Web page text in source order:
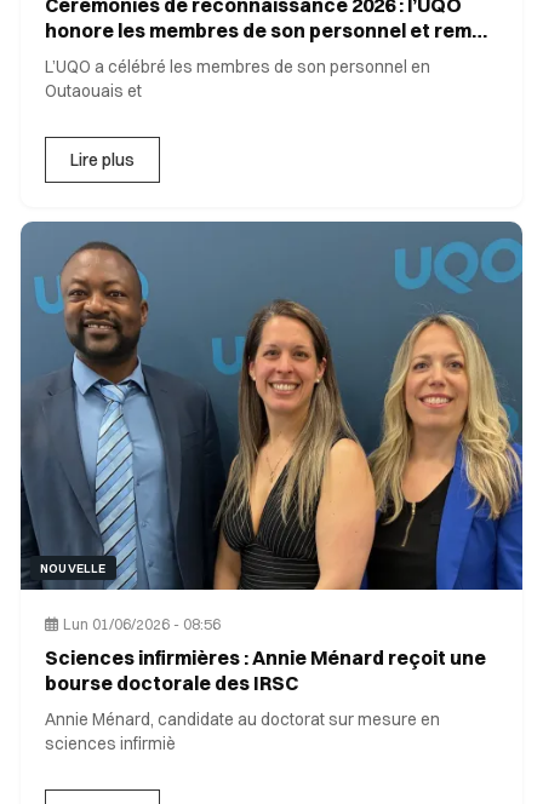
Cérémonies de reconnaissance 2026 : l’UQO
honore les membres de son personnel et remet
les prix Bâtisseur.ses
L’UQO a célébré les membres de son personnel en
Outaouais et
Lire plus
NOUVELLE
Lun 01/06/2026 - 08:56
Sciences infirmières : Annie Ménard reçoit une
bourse doctorale des IRSC
Annie Ménard, candidate au doctorat sur mesure en
sciences infirmiè